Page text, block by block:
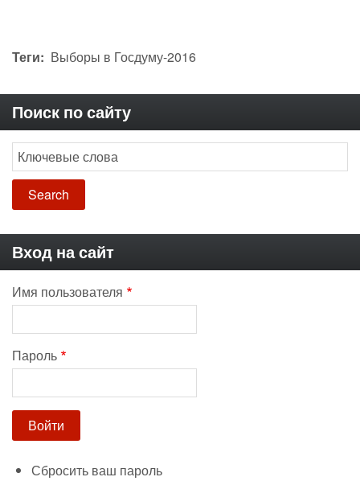
Теги Выборы в Госдуму-2016
Поиск по сайту
Search
Вход на сайт
Имя пользователя
Пароль
Сбросить ваш пароль